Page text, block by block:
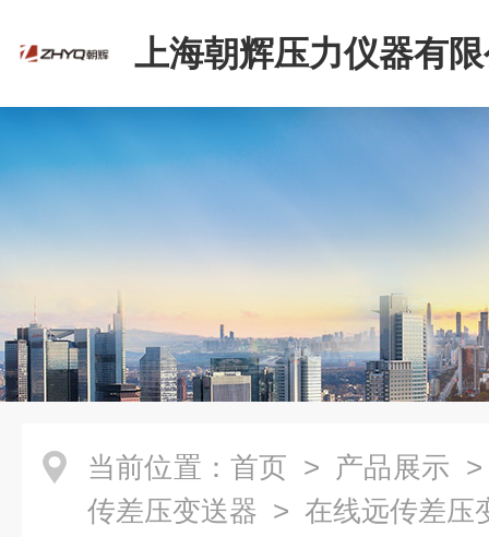
上海朝辉压力仪器有
当前位置： 首页 > 产品展示
传差压变送器 > 在线远传差压